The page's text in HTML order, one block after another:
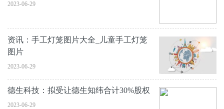
2023-06-29
资讯：手工灯笼图片大全_儿童手工灯笼
图片
2023-06-29
德生科技：拟受让德生知纬合计30%股权
2023-06-29